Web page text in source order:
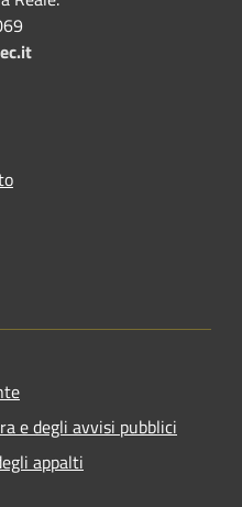
e degli avvisi pubblici
appalti